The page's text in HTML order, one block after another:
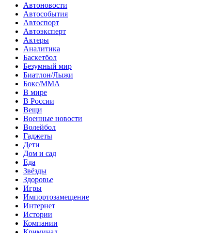
Автоновости
Автособытия
Автоспорт
Автоэксперт
Актеры
Аналитика
Баскетбол
Безумный мир
Биатлон/Лыжи
Бокс/MMA
В мире
В России
Вещи
Военные новости
Волейбол
Гаджеты
Дети
Дом и сад
Еда
Звёзды
Здоровье
Игры
Импортозамещение
Интернет
Истории
Компании